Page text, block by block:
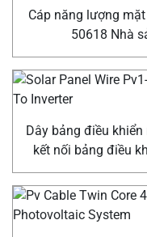
Cáp năng lượng
50618 Nhà
Dây bảng điều
kết nối bảng điều